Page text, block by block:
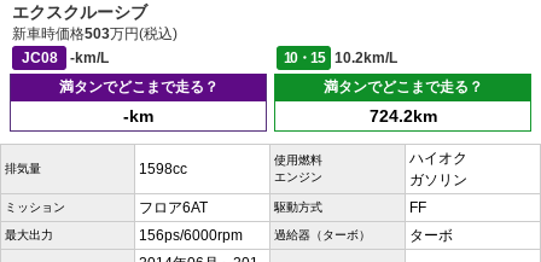
エクスクルーシブ
新車時価格503万円(税込)
JC08
-km/L 10・15
10.2km/L
満タンでどこまで走る？
-km
満タンでどこまで走る？
724.2km
排気量 1598cc
使用燃料
エンジン
ハイオク
ガソリン
ミッション フロア6AT 駆動方式 FF
最大出力 156ps/6000rpm 過給器（ターボ） ターボ